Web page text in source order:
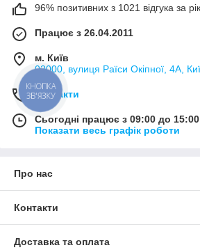
96% позитивних з 1021 відгука за рік
Працює з 26.04.2011
м. Київ
02000, вулиця Раїси Окіпної, 4А,
Контакти
Сьогодні працює з 09:00 до 15:00
Показати весь графік роботи
Про нас
Контакти
Доставка та оплата
КНОПКА
ЗВ'ЯЗКУ